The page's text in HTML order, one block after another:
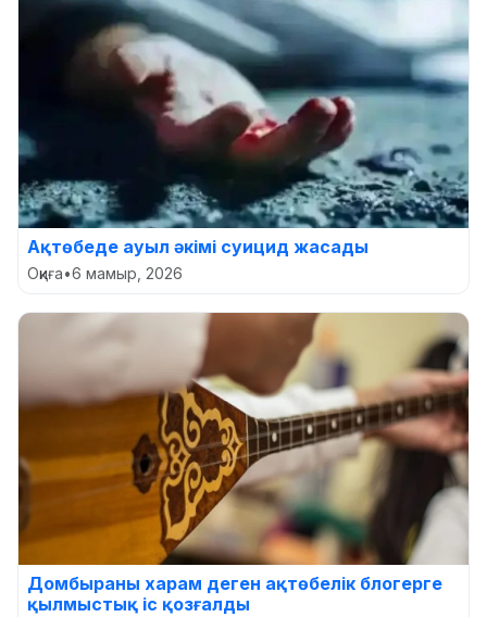
Ақтөбеде ауыл әкімі суицид жасады
Оқиға•6 мамыр, 2026
Домбыраны харам деген ақтөбелік блогерге
қылмыстық іс қозғалды